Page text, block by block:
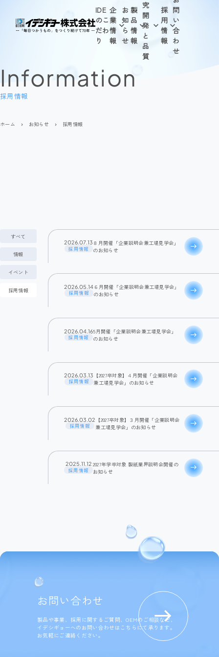
IDE
のこ
だわ
り
企
業
情
報
お
知
ら
せ
製
品
情
報
究
開
発
と
品
質
採
用
情
報
問
い
合
わ
せ
Information
採用情報
ホーム navigate_next お知らせ navigate_next 採用情報
すべて
情報
イベント
採用情報
2026.07.13
採用情報
８月開催「企業説明会兼工場見学会」
のお知らせ
east
2026.05.14
採用情報
６月開催「企業説明会兼工場見学会」
のお知らせ
east
2026.04.16
採用情報
5月開催「企業説明会兼工場見学会」
のお知らせ
east
2026.03.13
採用情報
【2027卒対象】４月開催「企業説明会
兼工場見学会」のお知らせ
east
2026.03.02
採用情報
【2027卒対象】３月開催「企業説明会
兼工場見学会」のお知らせ
east
2025.11.12
採用情報
2027年学卒対象 製紙業界説明会開催の
お知らせ
east
お問い合わせ
製品や事業、採用に関するご質問、OEMのご相談など、
イデシギョーへのお問い合わせはこちらにて承ります。
お気軽にご連絡ください。